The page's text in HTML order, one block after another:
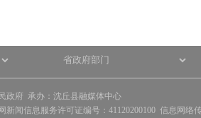
政府 承办：沈丘县融媒体中心
新闻信息服务许可证编号：41120200100 信息网络